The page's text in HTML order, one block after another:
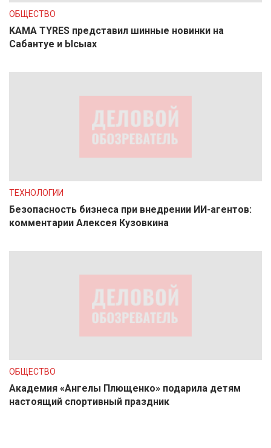
ОБЩЕСТВО
KAMA TYRES представил шинные новинки на
Сабантуе и Ысыах
ТЕХНОЛОГИИ
Безопасность бизнеса при внедрении ИИ-агентов:
комментарии Алексея Кузовкина
ОБЩЕСТВО
Академия «Ангелы Плющенко» подарила детям
настоящий спортивный праздник